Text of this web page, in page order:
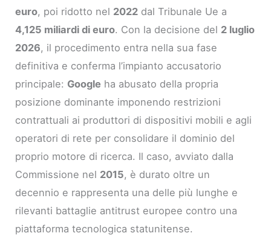
euro, poi ridotto nel 2022 dal Tribunale Ue a
4,125 miliardi di euro. Con la decisione del 2 luglio
2026, il procedimento entra nella sua fase
definitiva e conferma l’impianto accusatorio
principale: Google ha abusato della propria
posizione dominante imponendo restrizioni
contrattuali ai produttori di dispositivi mobili e agli
operatori di rete per consolidare il dominio del
proprio motore di ricerca. Il caso, avviato dalla
Commissione nel 2015, è durato oltre un
decennio e rappresenta una delle più lunghe e
rilevanti battaglie antitrust europee contro una
piattaforma tecnologica statunitense.